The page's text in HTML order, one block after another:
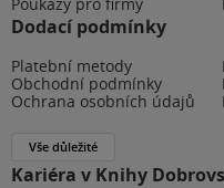
Dodací podmínky
Platební metody
Obchodní podmínky
Ochrana osobních údajů
Vše důležité
Kariéra v Knihy